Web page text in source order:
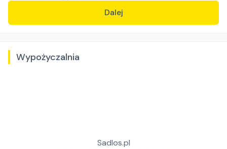
Dalej
Wypożyczalnia
Sadlos.pl